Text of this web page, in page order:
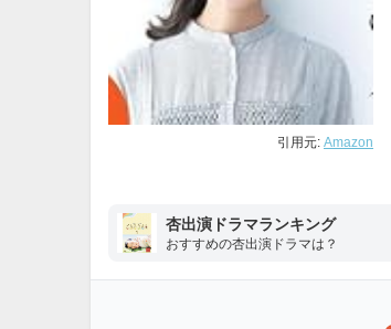
引用元: Amazon
杏出演ドラマランキング
おすすめの杏出演ドラマは？